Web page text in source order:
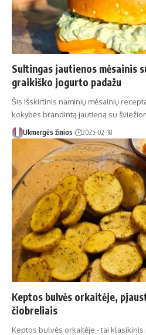
Sultingas jautienos mėsainis
graikiško jogurto padažu
Šis išskirtinis naminių mėsainių
kokybės brandintą jautieną su
Ukmergės žinios 2025-02-18
Keptos bulvės orkaitėje,
čiobreliais
Keptos bulvės orkaitėje - tai